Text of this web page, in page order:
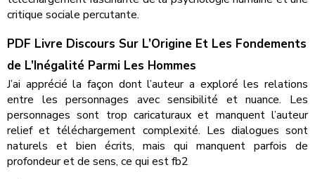
critique sociale percutante.
PDF Livre Discours Sur L’Origine Et Les Fondements
de L’Inégalité Parmi Les Hommes
J’ai apprécié la façon dont l’auteur a exploré les relations
entre les personnages avec sensibilité et nuance. Les
personnages sont trop caricaturaux et manquent l’auteur
relief et téléchargement complexité. Les dialogues sont
naturels et bien écrits, mais qui manquent parfois de
profondeur et de sens, ce qui est fb2